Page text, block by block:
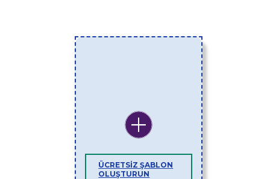
ÜCRETSIZ ŞABLON
OLUŞTURUN